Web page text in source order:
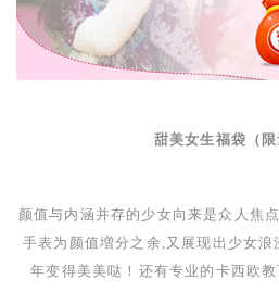
甜美女生福袋（限
颜值与内涵并存的少女向来是众人焦
手表为颜值増分之余,又展现出少女
年变得美美哒！还有专业的卡西欧